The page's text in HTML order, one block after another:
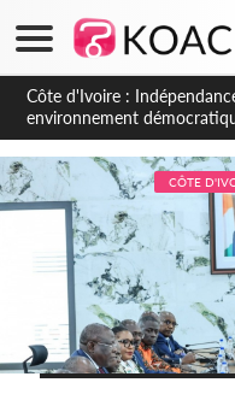
Côte d'Ivoire : Concours
seront disponibles à
CÔTE